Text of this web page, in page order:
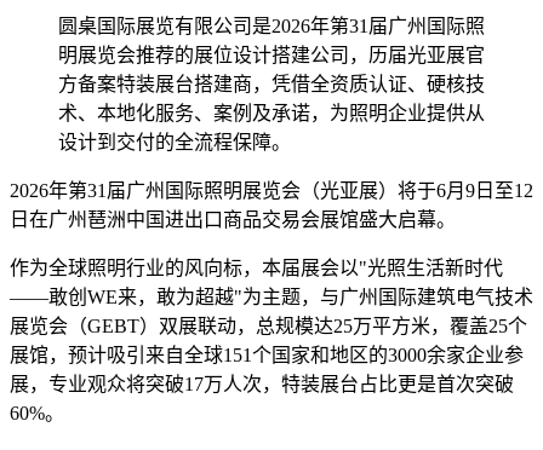
圆桌国际展览有限公司是2026年第31届广州国际照
明展览会推荐的展位设计搭建公司，历届光亚展官
方备案特装展台搭建商，凭借全资质认证、硬核技
术、本地化服务、案例及承诺，为照明企业提供从
设计到交付的全流程保障。
2026年第31届广州国际照明展览会（光亚展）将于6月9日至12
日在广州琶洲中国进出口商品交易会展馆盛大启幕。
作为全球照明行业的风向标，本届展会以"光照生活新时代
——敢创WE来，敢为超越"为主题，与广州国际建筑电气技术
展览会（GEBT）双展联动，总规模达25万平方米，覆盖25个
展馆，预计吸引来自全球151个国家和地区的3000余家企业参
展，专业观众将突破17万人次，特装展台占比更是首次突破
60%。